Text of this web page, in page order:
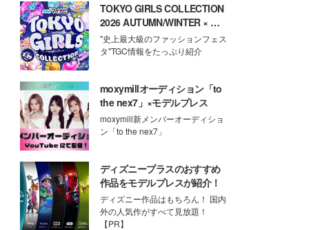
TOKYO GIRLS COLLECTION
2026 AUTUMN/WINTER × モ
デルプレス
"史上最大級のファッションフェス
タ"TGC情報をたっぷり紹介
moxymillオーディション「to
the nex7」×モデルプレス
moxymill新メンバーオーディショ
ン「to the nex7」
ディズニープラスのおすすめ
作品をモデルプレスが紹介！
ディズニー作品はもちろん！ 国内
外の人気作がすべて見放題！
【PR】